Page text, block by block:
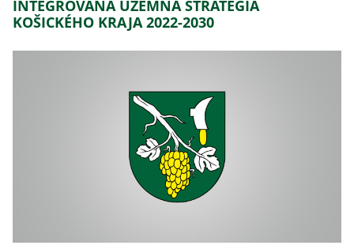
INTEGROVANÁ ÚZEMNÁ STRATÉGIA
KOŠICKÉHO KRAJA 2022-2030